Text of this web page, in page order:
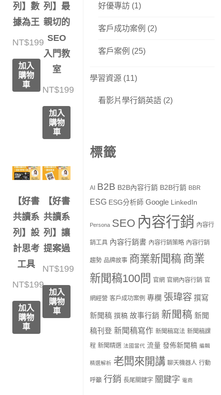
列】數
據為王
NT$199
加入
購物
車
列】最
親切的
SEO
入門教
室
NT$199
加入
購物
車
【好書
共讀系
列】設
計思考
工具
NT$199
加入
購物
車
【好書
共讀系
列】讓
提案過
NT$199
加入
購物
車
好優專訪(1)
客戶成功案例 (2)
客戶案例 (25)
學習資源 (11)
看影片學行銷英語(2)
標籤
AI B2B B2B內容行銷 B2B行銷 BBR
ESG ESG分析師 Google LinkedIn
Persona SEO 內容行銷 內容行
銷工具 內容行銷書 內容行銷策略 內容行銷
趨勢 品牌故事 商業新聞稿 商業
新聞稿100問 官網 官網內容行銷 官
網經營 客戶成功案例 專欄 張瑋容 撰寫
新聞稿 撰稿 故事行銷 新聞稿 新聞
稿刊登 新聞稿寫作 新聞稿寫法 新聞稿課
程 新聞精選 法國當代 流量 發佈新聞稿 編輯
精選解析 老闆來開講 聊天機器人 行動
呼籲 行銷 長尾關鍵字 關鍵字 電商